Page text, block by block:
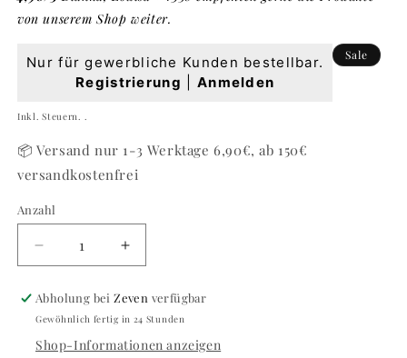
von unserem Shop weiter.
Normaler
Nur für gewerbliche Kunden bestellbar.
Registrierung
Anmelden
Verkaufspreis
Sale
Inkl. Steuern. .
📦 Versand nur 1-3 Werktage 6,90€, ab 150€
versandkostenfrei
Anzahl
Anzahl
Verringere
die
Menge
GEL
Erhöhe
die
Menge
JELLY
GEL
Abholung beiZeven verfügbar
Gewöhnlich fertig in 24 Stunden
Shop-Informationen anzeigen